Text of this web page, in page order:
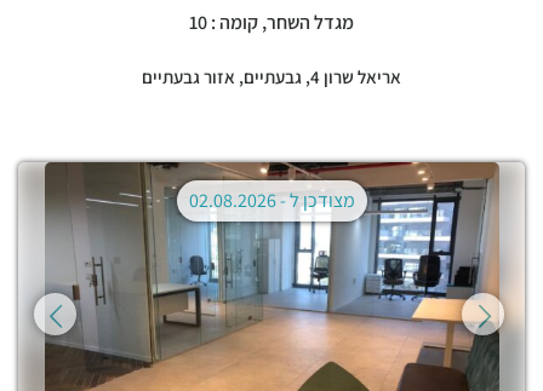
מגדל השחר, קומה : 10
אריאל שרון 4, גבעתיים, אזור גבעתיים
מצודכן ל -02.08.2026